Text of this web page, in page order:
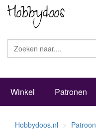
Winkel Patronen
Hobbydoos.nl Patroon